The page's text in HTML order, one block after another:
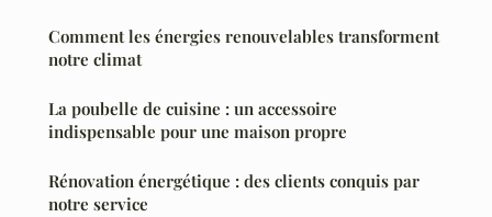
Comment les énergies renouvelables transforment
notre climat
La poubelle de cuisine : un accessoire
indispensable pour une maison propre
Rénovation énergétique : des clients conquis par
notre service